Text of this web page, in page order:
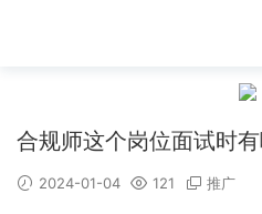
合规师这个岗位面试时
2024-01-04 121 推广